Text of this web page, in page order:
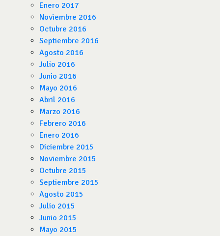
Enero 2017
Noviembre 2016
Octubre 2016
Septiembre 2016
Agosto 2016
Julio 2016
Junio 2016
Mayo 2016
Abril 2016
Marzo 2016
Febrero 2016
Enero 2016
Diciembre 2015
Noviembre 2015
Octubre 2015
Septiembre 2015
Agosto 2015
Julio 2015
Junio 2015
Mayo 2015